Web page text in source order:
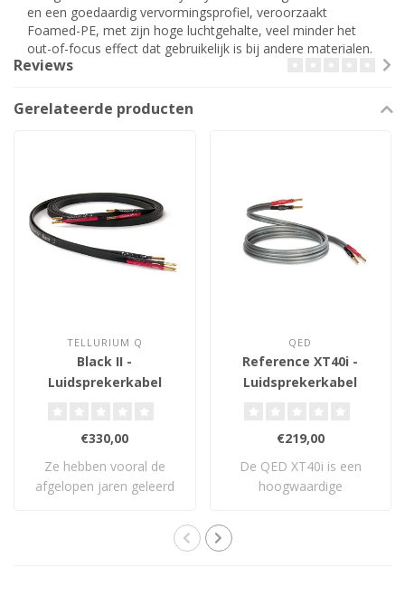
en een goedaardig vervormingsprofiel, veroorzaakt
Foamed-PE, met zijn hoge luchtgehalte, veel minder het
out-of-focus effect dat gebruikelijk is bij andere materialen.
Reviews
Gerelateerde producten
TELLURIUM Q
Black II -
Luidsprekerkabel
€330,00
Ze hebben vooral de
afgelopen jaren geleerd
QED
Reference XT40i -
Luidsprekerkabel
€219,00
De QED XT40i is een
hoogwaardige